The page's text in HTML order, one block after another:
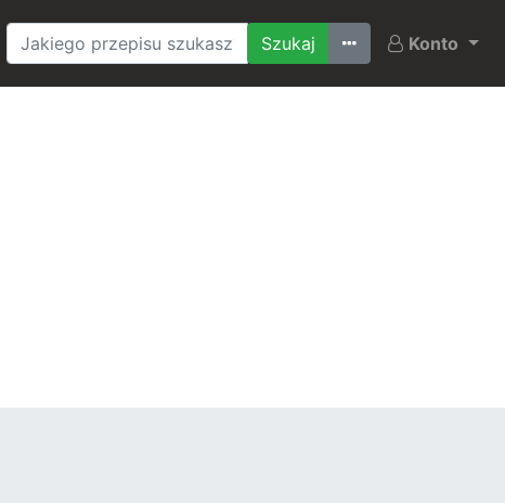
Ostatnio szukane
Konto